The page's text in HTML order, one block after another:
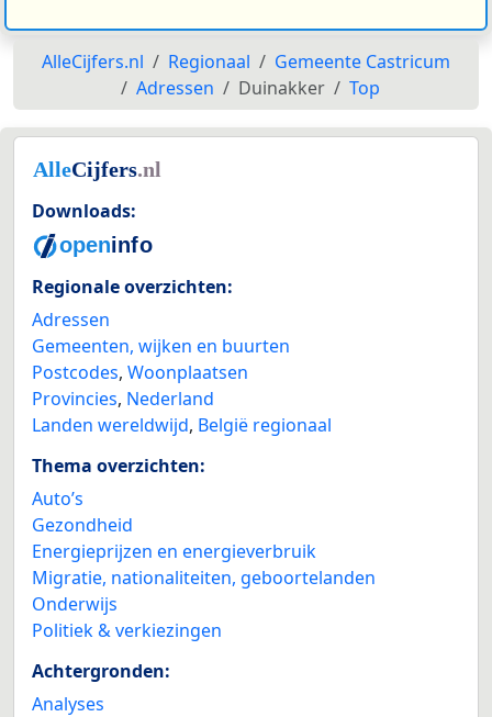
AlleCijfers.nl Regionaal
Gemeente Castricum
Adressen
Duinakker Top
Downloads:
Regionale overzichten:
Adressen
Gemeenten, wijken en buurten
Postcodes, Woonplaatsen
Provincies, Nederland
Landen wereldwijd, België regionaal
Thema overzichten:
Auto’s
Gezondheid
Energieprijzen en energieverbruik
Migratie, nationaliteiten, geboortelanden
Onderwijs
Politiek & verkiezingen
Achtergronden:
Analyses